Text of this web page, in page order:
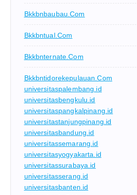
Bkkbnbaubau.com
Bkkbntual.com
Bkkbnternate.com
Bkkbntidorekepulauan.com
universitaspalembang.id
universitasbengkulu.id
universitaspangkalpinang.id
universitastanjungpinang.id
universitasbandung.id
universitassemarang.id
universitasyogyakarta.id
universitassurabaya.id
universitasserang.id
universitasbanten.id